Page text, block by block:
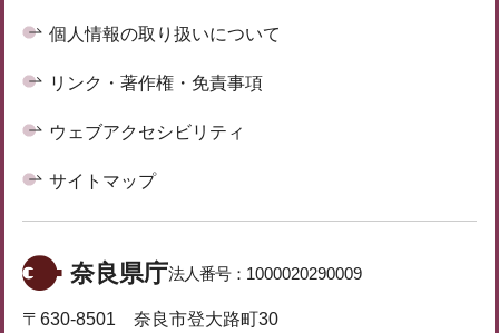
個人情報の取り扱いについて
リンク・著作権・免責事項
ウェブアクセシビリティ
サイトマップ
奈良県庁法人番号： 1000020290009
〒630-8501 奈良市登大路町30